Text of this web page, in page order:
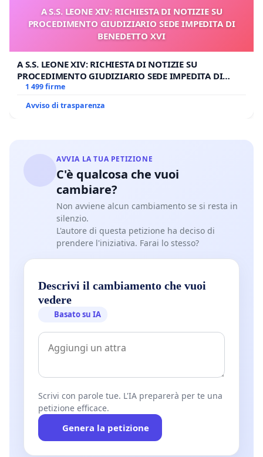
A S.S. LEONE XIV: RICHIESTA DI NOTIZIE SU
PROCEDIMENTO GIUDIZIARIO SEDE IMPEDITA DI
BENEDETTO XVI
A S.S. LEONE XIV: RICHIESTA DI NOTIZIE SU
PROCEDIMENTO GIUDIZIARIO SEDE IMPEDITA DI
BENEDETTO XVI
1 499 firme
Avviso di trasparenza
AVVIA LA TUA PETIZIONE
C'è qualcosa che vuoi
cambiare?
Non avviene alcun cambiamento se si resta in
silenzio.
L'autore di questa petizione ha deciso di
prendere l'iniziativa. Farai lo stesso?
Descrivi il cambiamento che vuoi
vedere
Basato su IA
Scrivi con parole tue. L'IA preparerà per te una
petizione efficace.
Genera la petizione